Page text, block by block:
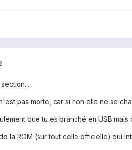
pas morte, car si non elle ne se
que tu es branché en USB
la ROM (sur tout celle officielle) qui